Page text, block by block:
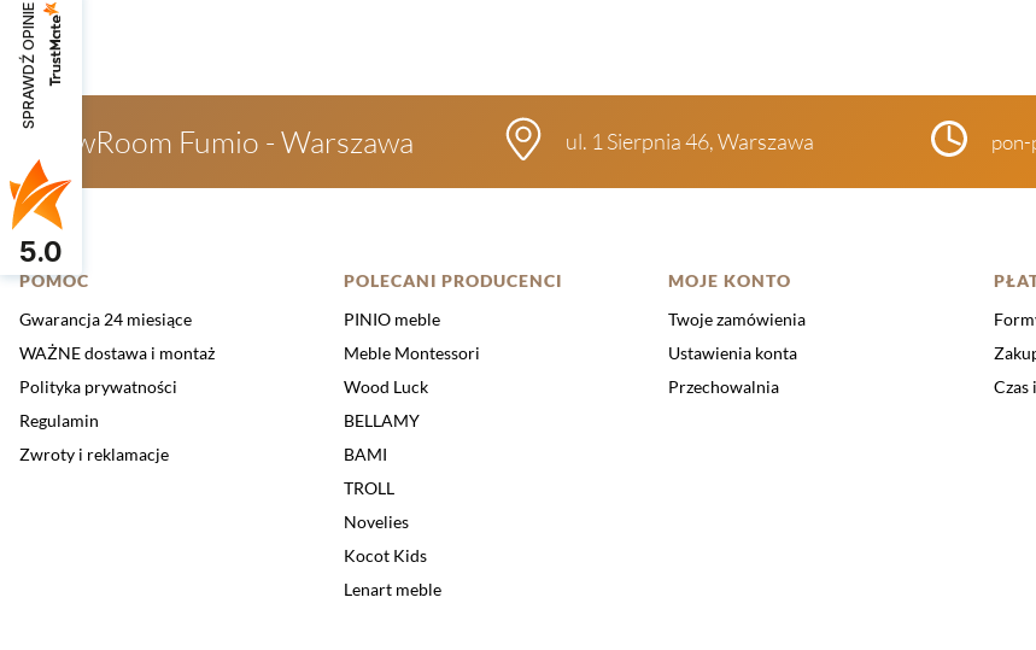
ShowRoom Fumio - Warszawa ul. 1 Sierpnia 46, Warszawa
Linki w stopce
POMOC
Gwarancja 24 miesiące
WAŻNE dostawa i montaż
Polityka prywatności
Regulamin
Zwroty i reklamacje
POLECANI PRODUCENCI
PINIO meble
Meble Montessori
Wood Luck
BELLAMY
BAMI
TROLL
Novelies
Kocot Kids
Lenart meble
MOJE KONTO
Twoje zamówienia
Ustawienia konta
Przechowalnia
Czas
SPRAWDŹ OPINIE
5.0